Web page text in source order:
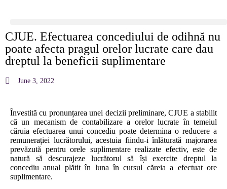
CJUE. Efectuarea concediului de odihnă nu
poate afecta pragul orelor lucrate care dau
dreptul la beneficii suplimentare
June 3, 2022
Învestită cu pronunțarea unei decizii preliminare, CJUE a stabilit
că un mecanism de contabilizare a orelor lucrate în temeiul
căruia efectuarea unui concediu poate determina o reducere a
remunerației lucrătorului, acestuia fiindu‑i înlăturată majorarea
prevăzută pentru orele suplimentare realizate efectiv, este de
natură să descurajeze lucrătorul să își exercite dreptul la
concediu anual plătit în luna în cursul căreia a efectuat ore
suplimentare.